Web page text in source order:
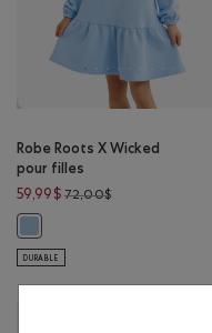
Robe Roots X Wicked
pour filles
59,99$ 72,00$Prix réduit de
DURABLE